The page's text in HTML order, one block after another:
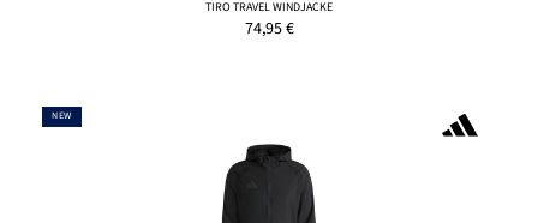
TIRO TRAVEL WINDJACKE
74,95€
NEW